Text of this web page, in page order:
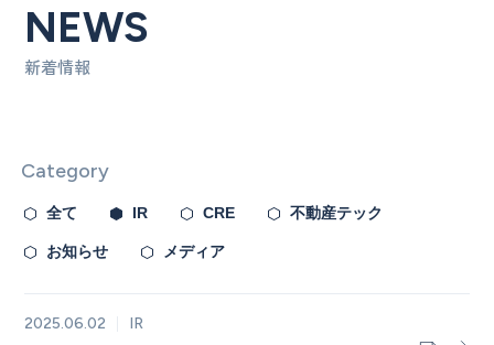
NEWS
新着情報
Category
全て IR CRE 不動産テック
お知らせ メディア
2025.06.02 IR